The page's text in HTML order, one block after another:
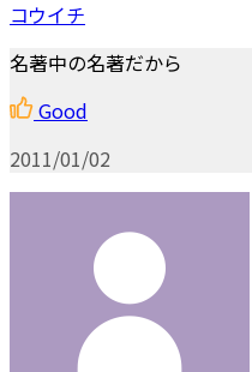
コウイチ
名著中の名著だから
Good
2011/01/02